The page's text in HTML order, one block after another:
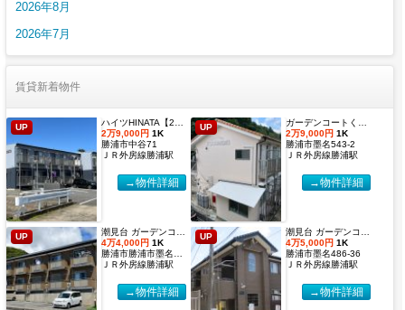
2026年8月
2026年7月
賃貸新着物件
UP
ハイツHINATA【2027年度国際武道大学生 入居申込受付開始しました！】
2万9,000円 1K
勝浦市中谷71
ＪＲ外房線勝浦駅
→物件詳細
UP
ガーデンコートくすのき 【2027年度国際武道大学生 入居申込受付開始しました！】
2万9,000円 1K
勝浦市墨名543-2
ＪＲ外房線勝浦駅
→物件詳細
UP
潮見台 ガーデンコート２【2027年度国際武道大学生 入居申込受付開始しました！】
4万4,000円 1K
勝浦市勝浦市墨名486-32
ＪＲ外房線勝浦駅
→物件詳細
UP
潮見台 ガーデンコート【2027年度国際武道大学生 入居申込受付開始しました！】
4万5,000円 1K
勝浦市墨名486-36
ＪＲ外房線勝浦駅
→物件詳細